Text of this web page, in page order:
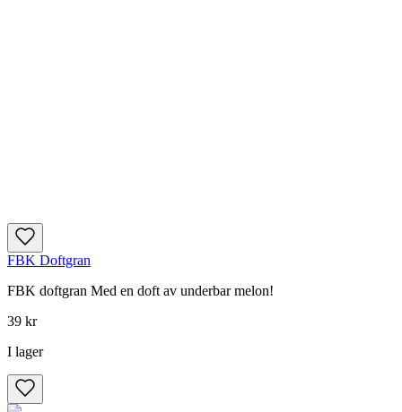
FBK Doftgran
FBK doftgran Med en doft av underbar melon!
39 kr
I lager